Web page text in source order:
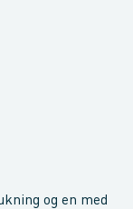
og en med